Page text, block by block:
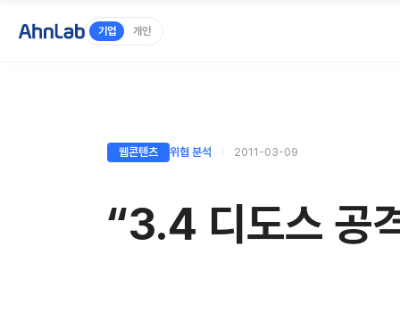
기업 개인
웹콘텐츠 위협 분석 2011-03-09
“3.4 디도스 공